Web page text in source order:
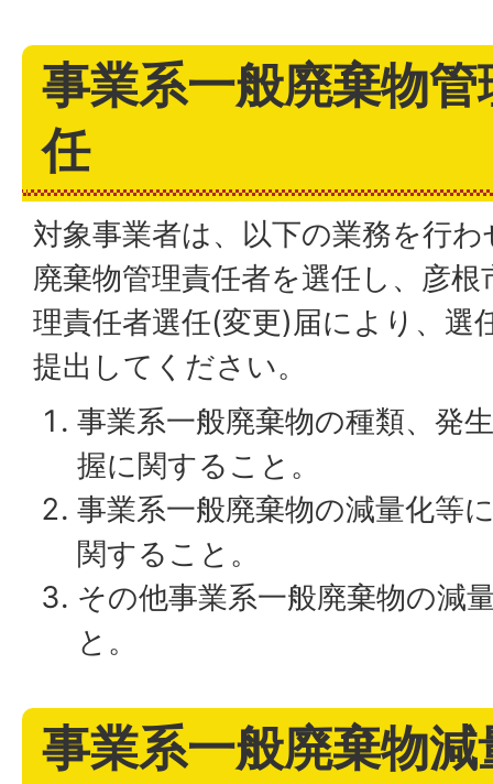
事業系一般廃棄物
任
対象事業者は、以下の業務を行
廃棄物管理責任者を選任し、彦
理責任者選任(変更)届により、選
提出してください。
事業系一般廃棄物の種類、発
握に関すること。
事業系一般廃棄物の減量化等
関すること。
その他事業系一般廃棄物の減
と。
事業系一般廃棄物